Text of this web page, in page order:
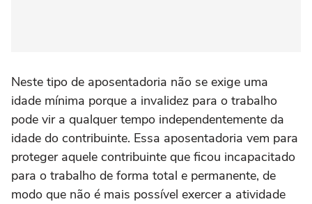
Neste tipo de aposentadoria não se exige uma
idade mínima porque a invalidez para o trabalho
pode vir a qualquer tempo independentemente da
idade do contribuinte. Essa aposentadoria vem para
proteger aquele contribuinte que ficou incapacitado
para o trabalho de forma total e permanente, de
modo que não é mais possível exercer a atividade